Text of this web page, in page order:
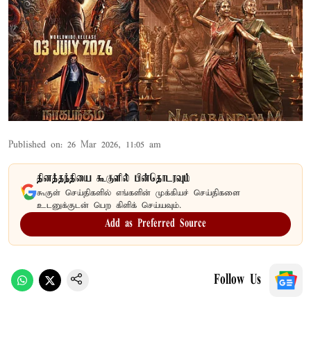
Published on: 26 Mar 2026, 11:05 am
தினத்தந்தியை கூகுளில் பின்தொடரவும்
கூகுள் செய்திகளில் எங்களின் முக்கியச் செய்திகளை
உடனுக்குடன் பெற கிளிக் செய்யவும்.
Add as Preferred Source
Follow Us